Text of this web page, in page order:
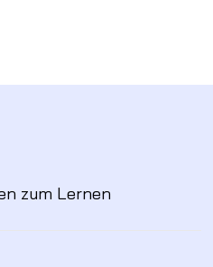
zum Lernen